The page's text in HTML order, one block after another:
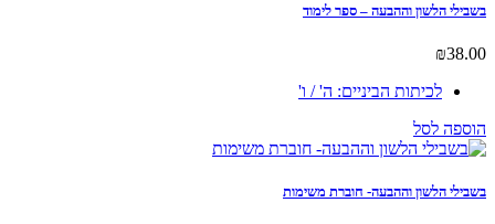
וההבעה – ספר לימוד
₪
לכיתות הביניים: ה' / ו'
לסל
וההבעה- חוברת משימות